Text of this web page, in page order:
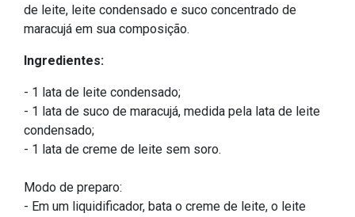
de leite, leite condensado e suco concentrado de
maracujá em sua composição.
Ingredientes:
- 1 lata de leite condensado;
- 1 lata de suco de maracujá, medida pela lata de leite
condensado;
- 1 lata de creme de leite sem soro.
Modo de preparo:
- Em um liquidificador, bata o creme de leite, o leite